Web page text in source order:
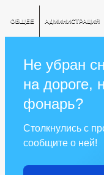
ОБЩЕЕ АДМИНИСТРАЦИЯ
Не убран
на дороге,
фонарь?
Столкнулись с
сообщите о ней!